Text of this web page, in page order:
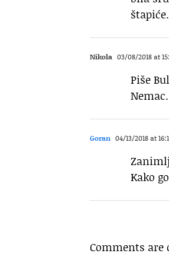
štapiće.
Nikola 03/08/2018 at
Piše
Goran 04/13/2018 at
Kako
Comments are